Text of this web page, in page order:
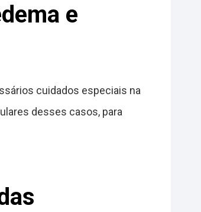
e
cuidados especiais na
desses casos, para